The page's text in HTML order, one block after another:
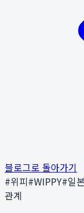
블로그로 돌아가기
#위피#WIPPY#일
관계